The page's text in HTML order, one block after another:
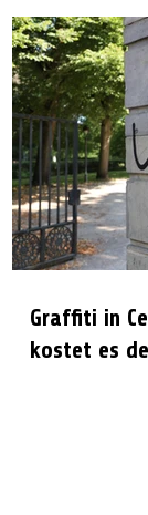
Graffiti in
kostet es